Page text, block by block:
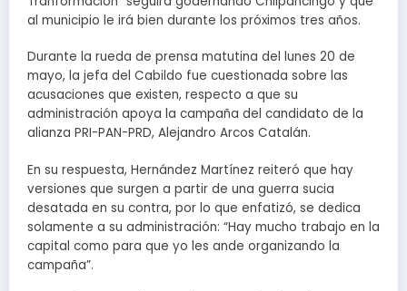
al municipio le irá bien durante los próximos tres años.
Durante la rueda de prensa matutina del lunes 20 de
mayo, la jefa del Cabildo fue cuestionada sobre las
acusaciones que existen, respecto a que su
administración apoya la campaña del candidato de la
alianza PRI-PAN-PRD, Alejandro Arcos Catalán.
En su respuesta, Hernández Martínez reiteró que hay
versiones que surgen a partir de una guerra sucia
desatada en su contra, por lo que enfatizó, se dedica
solamente a su administración: “Hay mucho trabajo en la
capital como para que yo les ande organizando la
campaña”.